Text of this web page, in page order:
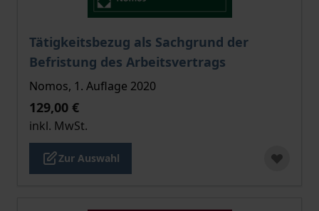
Tätigkeitsbezug als Sachgrund der
Befristung des Arbeitsvertrags
Der Preis dieses Titels richtet sich nach der
Nomos, 1. Auflage 2020
129,00 €
inkl. MwSt.
Zur Auswahl